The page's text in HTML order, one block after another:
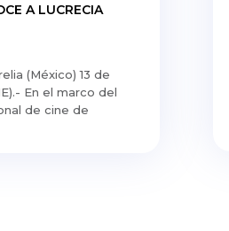
A LUCRECIA
(México) 13 de
En el marco del
de cine de